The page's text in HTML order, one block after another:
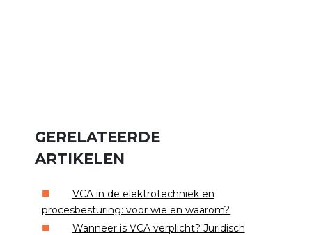
GERELATEERDE
ARTIKELEN
VCA in de elektrotechniek en
procesbesturing: voor wie en waarom?
Wanneer is VCA verplicht? Juridisch